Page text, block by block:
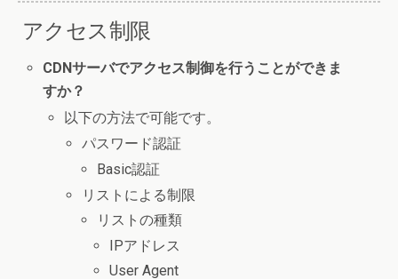
アクセス制限
CDNサーバでアクセス制御を行うことができま
すか？
以下の方法で可能です。
パスワード認証
Basic認証
リストによる制限
リストの種類
IPアドレス
User Agent